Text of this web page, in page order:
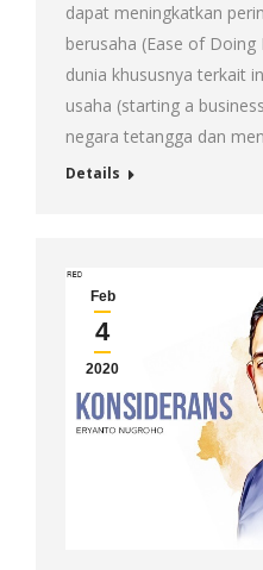
dapat meningkatkan
berusaha (Ease of
dunia khususnya terkait
usaha (starting a
negara tetangga dan
Details
Feb
4
2020